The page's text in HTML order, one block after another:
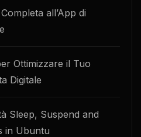
all’App di
Ottimizzare il Tuo
Digitale
Sleep, Suspend and
in Ubuntu